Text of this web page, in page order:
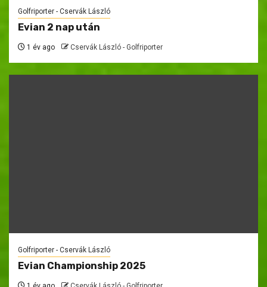
Golfriporter - Cservák László
Evian 2 nap után
1 év ago Cservák László - Golfriporter
Golfriporter - Cservák László
Evian Championship 2025